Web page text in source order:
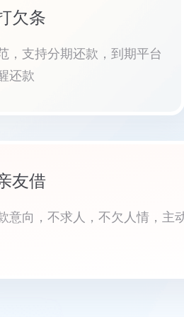
欠条
，支持分期还款，到期平台
还款
友借
意向，不求人，不欠人情，主